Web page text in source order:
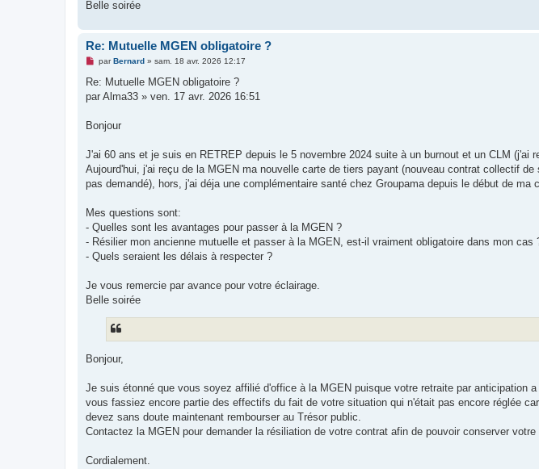
Belle soirée
Re: Mutuelle MGEN obligatoire ?
M
s
a
n
l
u
parBernard» sam. 18 avr. 2026 12:17
Re: Mutuelle MGEN obligatoire ?
par Alma33 » ven. 17 avr. 2026 16:51
Bonjour
J'ai 60 ans et je suis en RETREP depuis le 5 novembre 2024 suite à un burnout et un CLM (j'ai
Aujourd'hui, j'ai reçu de la MGEN ma nouvelle carte de tiers payant (nouveau contrat collectif
pas demandé), hors, j'ai déja une complémentaire santé chez Groupama depuis le début de ma
Mes questions sont:
- Quelles sont les avantages pour passer à la MGEN ?
- Résilier mon ancienne mutuelle et passer à la MGEN, est-il vraiment obligatoire dans mon cas
- Quels seraient les délais à respecter ?
Je vous remercie par avance pour votre éclairage.
Belle soirée
Bonjour,
Je suis étonné que vous soyez affilié d'office à la MGEN puisque votre retraite par anticipation
vous fassiez encore partie des effectifs du fait de votre situation qui n'était pas encore réglée
devez sans doute maintenant rembourser au Trésor public.
Contactez la MGEN pour demander la résiliation de votre contrat afin de pouvoir conserver
Cordialement.